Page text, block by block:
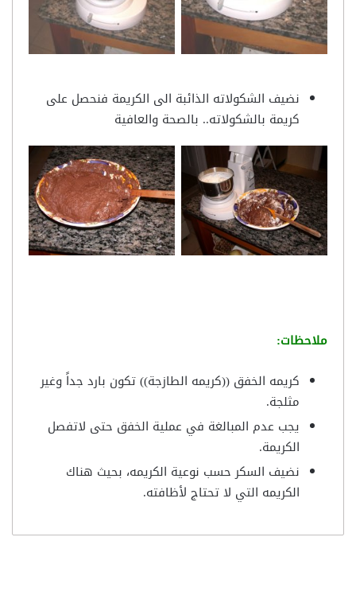
نضيف الشكولاته الذائبة الى الكريمة فنحصل على
كريمة بالشكولاته.. بالصحة والعافية
ملاحظات:
كريمه الخفق ((كريمه الطازجة)) تكون بارد جداً وغير
مثلجة.
يجب عدم المبالغة في عملية الخفق حتى لاتفصل
الكريمة.
نضيف السكر حسب نوعية الكريمه، بحيث هناك
الكريمه التي لا تحتاج لأظافته.